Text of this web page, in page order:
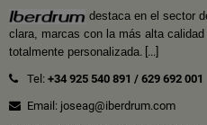
destaca en el sector
clara, marcas con la más alta
totalmente personalizada. [...]
Tel: +34 925 540 891 / 629 692 001
Email: joseag@iberdrum.com